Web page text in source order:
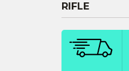
RIFLE